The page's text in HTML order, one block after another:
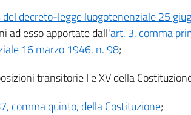
decreto-legge luogotenenziale 25
ad esso apportate dall'art. 3, comma
16 marzo 1946, n. 98;
transitorie I e XV della
comma quinto, della Costituzione;